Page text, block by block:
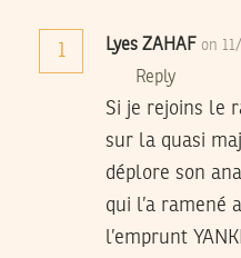
Lyes ZAHAF on
Reply
Si je rejoins le
sur la quasi
déplore son
qui l’a ramené
l’emprunt